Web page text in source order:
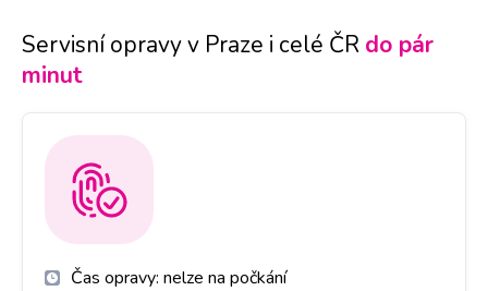
Servisní opravy v Praze i celé ČR do pár
minut
Čas opravy: nelze na počkání